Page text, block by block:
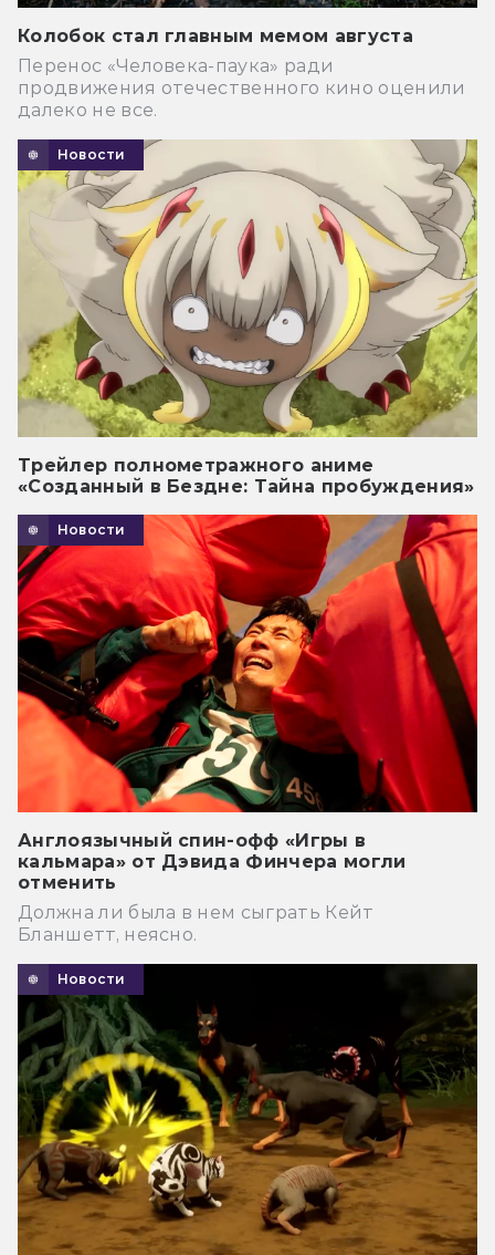
Колобок стал главным мемом августа
Перенос «Человека-паука» ради
продвижения отечественного кино оценили
далеко не все.
Новости
Трейлер полнометражного аниме
«Созданный в Бездне: Тайна пробуждения»
Новости
Англоязычный спин-офф «Игры в
кальмара» от Дэвида Финчера могли
отменить
Должна ли была в нем сыграть Кейт
Бланшетт, неясно.
Новости